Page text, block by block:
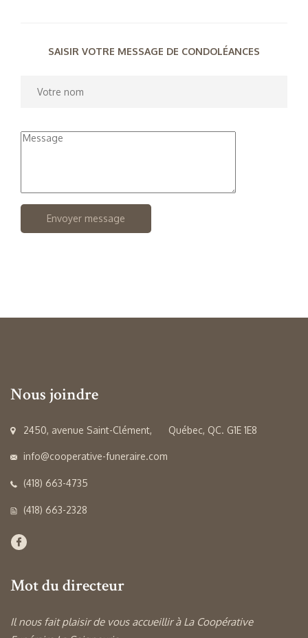
SAISIR VOTRE MESSAGE DE CONDOLÉANCES
Nous joindre
2450, avenue Saint-Clément, Québec, QC. G1E 1E8
info@cooperative-funeraire.com
(418) 663-4735
(418) 663-2328
Mot du directeur
Il nous fait plaisir de vous accueillir à La Coopérative